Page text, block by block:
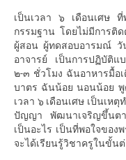
เป็นเวลา ๖ เดือนเศษ ที่
กรรมฐาน โดยไม่มีการติ
ผู้สอน ผู้ทดสอบอารมณ์ วั
อาจารย์ เป็นการปฏิบัติแ
๒-๓ ชั่วโมง ฉันอาหารมื้อ
บาตร ฉันน้อย นอนน้อย พู
เวลา ๖ เดือนเศษ เป็นเห
ปัญญา พัฒนาเจริญขึ้นตา
เป็นอะไร เป็นที่พอใจขอ
จะได้เรียนรู้วิชาครูในขั้น